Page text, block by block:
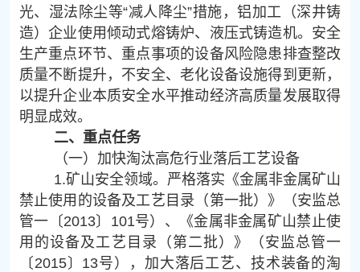
光、湿法除尘等“减人降尘”措施，铝加工（深井铸
造）企业使用倾动式熔铸炉、液压式铸造机。安全
生产重点环节、重点事项的设备风险隐患排查整改
质量不断提升，不安全、老化设备设施得到更新，
以提升企业本质安全水平推动经济高质量发展取得
明显成效。
二、重点任务
（一）加快淘汰高危行业落后工艺设备
1.矿山安全领域。严格落实《金属非金属矿山
禁止使用的设备及工艺目录（第一批） 》（安监总
管一〔2013〕101号）、《金属非金属矿山禁止使
用的设备及工艺目录（第二批） 》（安监总管一
〔2015〕13号），加大落后工艺、技术装备的淘